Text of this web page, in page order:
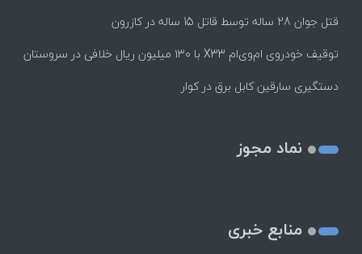
قتل جوان 28 ساله توسط قاتل 15 ساله در کازرون
توقیف خودروی ام‌وی‌ام X33 با ۱۳۰ میلیون ریال خلافی در سروستان
دستگیری سارقین کابل برق در کوار
نماد مجوز
منابع خبری